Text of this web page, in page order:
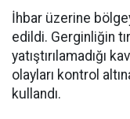
İhbar üzerine
edildi. Gerginliğin
yatıştırılamadığı
olayları kontrol
kullandı.